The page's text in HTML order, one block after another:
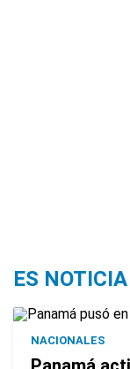
ES NOTICIA
NACIONALES